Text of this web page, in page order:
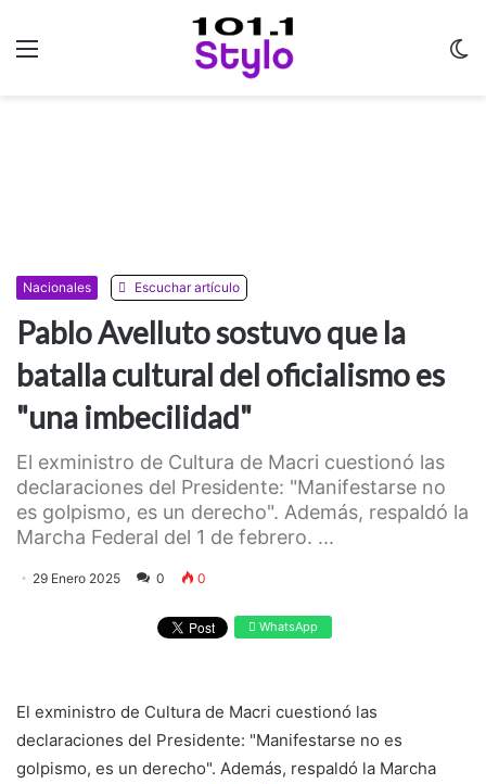
Nacionales Escuchar artículo
Pablo Avelluto sostuvo que la
batalla cultural del oficialismo es
"una imbecilidad"
El exministro de Cultura de Macri cuestionó las
declaraciones del Presidente: "Manifestarse no
es golpismo, es un derecho". Además, respaldó la
Marcha Federal del 1 de febrero. ...
29 Enero 2025 0 0
WhatsApp
El exministro de Cultura de Macri cuestionó las
declaraciones del Presidente: "Manifestarse no es
golpismo, es un derecho". Además, respaldó la Marcha